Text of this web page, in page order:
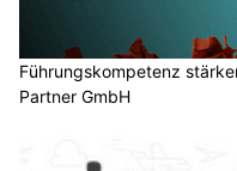
Führungskompetenz
Partner GmbH